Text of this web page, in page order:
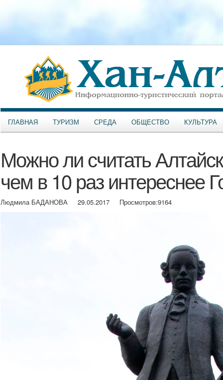
ГЛАВНАЯ ТУРИЗМ СРЕДА ОБЩЕСТВО КУЛЬТУРА
Можно ли считать
чем в 10 раз интереснее
Людмила БАДАНОВА 29.05.2017 Просмотров:9164